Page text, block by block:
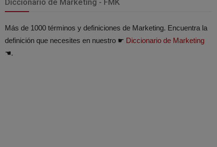
Diccionario de Marketing - FMK
Más de 1000 términos y definiciones de Marketing. Encuentra la
definición que necesites en nuestro ☛ Diccionario de Marketing
☚.